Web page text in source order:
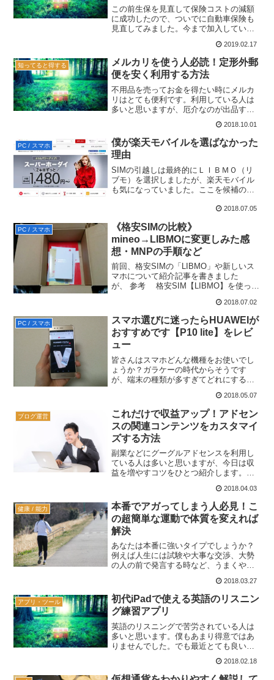
この前生保を見直して保険コストの減額
に成功したので、ついでに自動車保険も
見直してみました。今まで加入していた
り合いの代理店経由で加入していまし
た。保険料が高いなと感じるようになっ
たのは結婚してからです。T...
2019.02.17
知ってると得する
メルカリを使う人必読！定形外郵
便を安く利用する方法
不用品を売ってお金を得たい時にメルカ
リはとても便利です。利用している人は
多いと思いますが、厄介なのが出品する
が高くなってしまう事です。下手すると
送料だけで利益が吹き飛んでしまいま
す。A4サイズ以内厚み３セ...
2018.10.01
PC / スマホ
僕が楽天モバイルを選ばなかった
理由
SIMの引越しは最終的にＬＩＢＭＯ（リ
ブモ）を選択しましたが、楽天モバイル
も気になっていました。ここを候補の１
イルにはしませんでした。その理由につ
を選ばなかった理由楽天...
2018.07.05
PC / スマホ
《格安SIMの比較》
mineo→LIBMOに変更しみた感
想・MNPの手順など
前回、格安SIMの「LIBMO」や新しいス
マホについて紹介記事を書きました
が、 参考 格安SIM【LIBMO】を使って
びに迷ったらHUAWEIがおすすめです
【P10 lite】をレビュー 参考 【...
2018.07.02
PC / スマホ
スマホ選びに迷ったらHUAWEIが
おすすめです【P10 lite】をレビ
ュー
皆さんはスマホどんな機種をお使いでし
ょうか？ガラケーの時代からそうです
が、端末の種類が多すぎてどれにするか
や販売店の説明よりも誰かのレビューの
方が役にたちます。ちょうど僕も最近
「P10 lite」という名...
2018.05.07
ブログ運営
これだけで収益アップ！アドセン
スの関連コンテンツをカスタマイ
ズする方法
副業などにグーグルアドセンスを利用し
ている人は多いと思いますが、今日は収
益を増やすコツをひとつ紹介します。ち
す。関連コンテンツっていうユニットが
ありますよね？表示回数など一定の条件
を満たすと使えるようになる...
2018.04.03
健康 / 能力
本番でアガってしまう人必見！こ
の超簡単な運動で体質を変えれば
解決
あなたは本番に強いタイプでしょうか？
例えば人生には試験や大事な交渉、大勢
の人の前で発言する時など、うまくやら
す。ところが本番に弱い人の場合、いざ
という時にアガってしまって本来の能力
を充分に発揮できない事が...
2018.03.27
アプリ・ツール
初代iPadで使える英語のリスニン
グ練習アプリ
英語のリスニングで苦労されている人は
多いと思います。僕もあまり得意ではあ
りませんでした。でも最近とても良いも
ー 奇跡の音」というiPhone用のアプリ
です。僕は初代iPadとiPhone4ぐらいの時
2018.02.18